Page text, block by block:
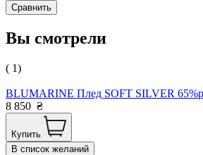
Сравнить
Вы смотрели
( 1)
BLUMARINE Плед SOFT SILVER 65%pl
8 850 ₴
Купить
В список желаний